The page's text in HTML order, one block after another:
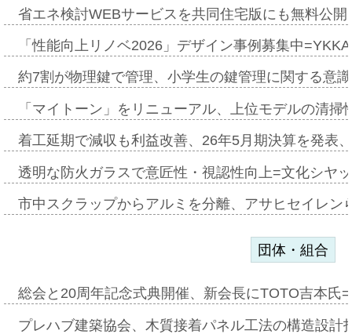
省エネ検討WEBサービスを共同住宅版にも無料公
「性能向上リノベ2026」デザイン事例募集中
約7割が物理鍵で管理、小学生の鍵管理に関する意
「マイトーン」をリニューアル、上位モデルの清
着工延期で減収も利益改善、26年5月期決算を発表
透明な防火ガラスで意匠性・視認性向上=文化シヤ
市中スクラップからアルミを分離、アサヒセイレ
団体・組合
総会と20周年記念式典開催、新会長にTOTO吉本氏
プレハブ建築協会、木質接着パネル工法の構造設